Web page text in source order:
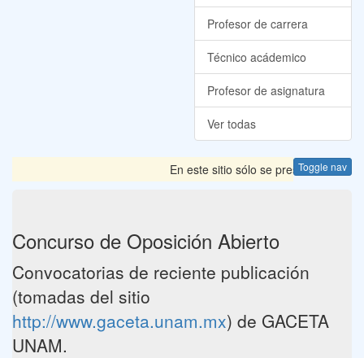
Profesor de carrera
Técnico acádemico
Profesor de asignatura
Ver todas
Toggle nav
En este sitio sólo se presentan las
Concurso de Oposición Abierto
Convocatorias de reciente publicación
(tomadas del sitio
http://www.gaceta.unam.mx) de GACETA
UNAM.